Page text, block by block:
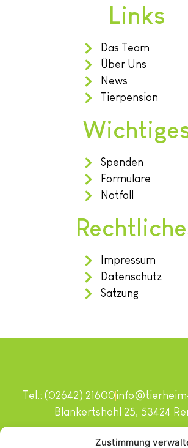
Zustimmung
Links
Das Team
Über Uns
News
Tierpension
Spenden
Formulare
Notfall
Impressum
Datenschutz
Satzung
Copyright © 2024. Alle Rechte
Tel.: (02642) 21600
Blankertshohl 25, 53424